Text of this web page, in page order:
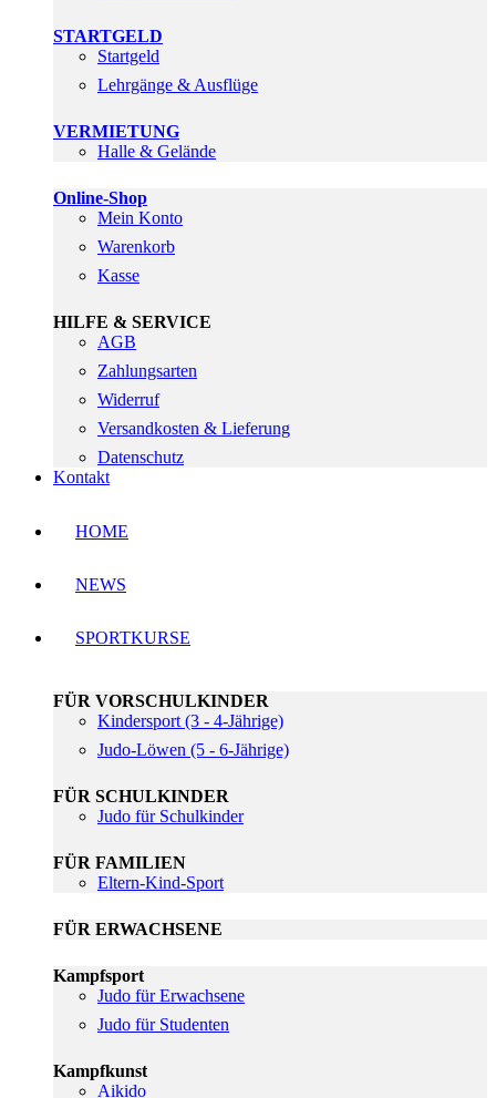
STARTGELD
Startgeld
Lehrgänge & Ausflüge
VERMIETUNG
Halle & Gelände
Online-Shop
Mein Konto
Warenkorb
Kasse
HILFE & SERVICE
AGB
Zahlungsarten
Widerruf
Versandkosten & Lieferung
Datenschutz
Kontakt
HOME
NEWS
SPORTKURSE
FÜR VORSCHULKINDER
Kindersport (3 - 4-Jährige)
Judo-Löwen (5 - 6-Jährige)
FÜR SCHULKINDER
Judo für Schulkinder
FÜR FAMILIEN
Eltern-Kind-Sport
FÜR ERWACHSENE
Kampfsport
Judo für Erwachsene
Judo für Studenten
Kampfkunst
Aikido